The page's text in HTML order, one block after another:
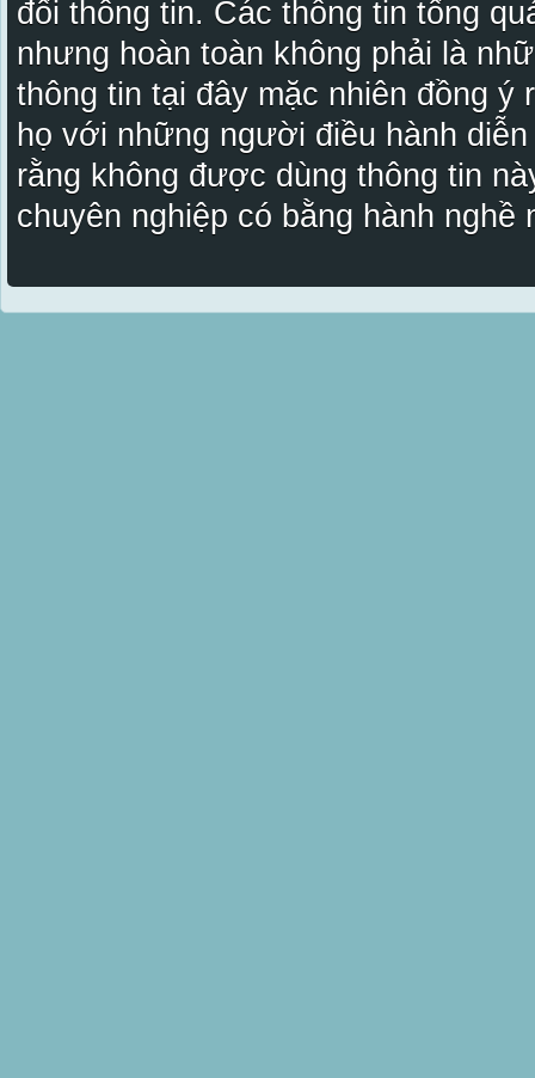
đổi thông tin. Các thông tin tổng
nhưng hoàn toàn không phải là
thông tin tại đây mặc nhiên đồng ý
họ với những người điều hành
rằng không được dùng thông tin
chuyên nghiệp có bằng hành